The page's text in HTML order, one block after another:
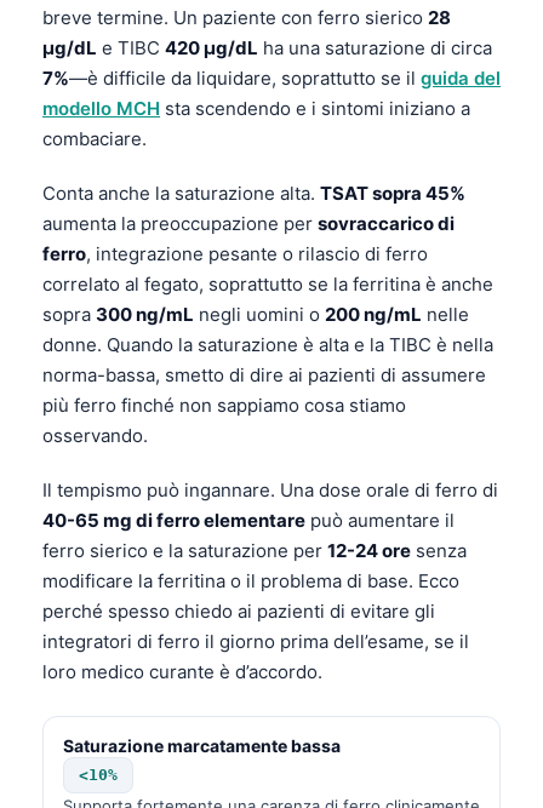
breve termine. Un paziente con ferro sierico 28
µg/dL e TIBC 420 µg/dL ha una saturazione di circa
7%—è difficile da liquidare, soprattutto se il guida del
modello MCH sta scendendo e i sintomi iniziano a
combaciare.
Conta anche la saturazione alta. TSAT sopra 45%
aumenta la preoccupazione per sovraccarico di
ferro, integrazione pesante o rilascio di ferro
correlato al fegato, soprattutto se la ferritina è anche
sopra 300 ng/mL negli uomini o 200 ng/mL nelle
donne. Quando la saturazione è alta e la TIBC è nella
norma-bassa, smetto di dire ai pazienti di assumere
più ferro finché non sappiamo cosa stiamo
osservando.
Il tempismo può ingannare. Una dose orale di ferro di
40-65 mg di ferro elementare può aumentare il
ferro sierico e la saturazione per 12-24 ore senza
modificare la ferritina o il problema di base. Ecco
perché spesso chiedo ai pazienti di evitare gli
integratori di ferro il giorno prima dell’esame, se il
loro medico curante è d’accordo.
Saturazione marcatamente bassa
<10%